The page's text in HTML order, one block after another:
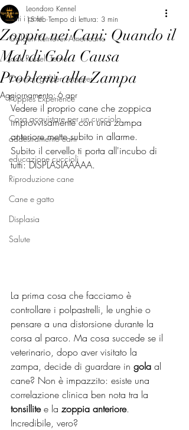
Tutti i post
Golden Retriever Americano
Jack Russell Terrier
Cuccioli golden retriever
Puppies Experience
Cosa acquistare per un cucciolo
addestramento cani
educazione cuccioli
Riproduzione cane
Cane e gatto
Displasia
Salute
Zoppia nei Cani: Quando il
Mal di Gola Causa
Problemi alla Zampa
Leondoro Kennel
15 feb Tempo di lettura: 3 min
Aggiornamento:6 apr
Vedere il proprio cane che zoppica
improvvisamente con una zampa
anteriore mette subito in allarme.
Subito il cervello ti porta all'incubo di
tutti: DISPLASIAAAAA.
La prima cosa che facciamo è
controllare i polpastrelli, le unghie o
pensare a una distorsione durante la
corsa al parco. Ma cosa succede se il
veterinario, dopo aver visitato la
zampa, decide di guardare in gola al
cane? Non è impazzito: esiste una
correlazione clinica ben nota tra la
tonsillite e la zoppia anteriore.
Incredibile, vero?